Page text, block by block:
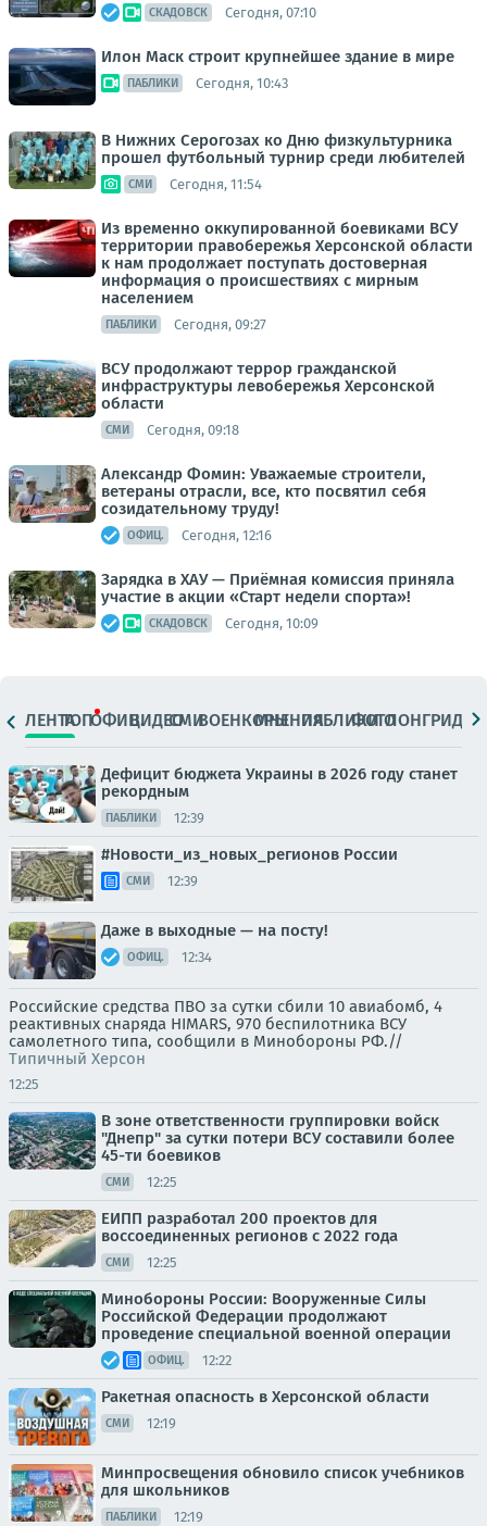
СКАДОВСК Сегодня, 07:10
Илон Маск строит крупнейшее здание в мире
ПАБЛИКИ Сегодня, 10:43
В Нижних Серогозах ко Дню физкультурника
прошел футбольный турнир среди любителей
СМИ Сегодня, 11:54
Из временно оккупированной боевиками ВСУ
территории правобережья Херсонской области
к нам продолжает поступать достоверная
информация о происшествиях с мирным
населением
ПАБЛИКИ Сегодня, 09:27
ВСУ продолжают террор гражданской
инфраструктуры левобережья Херсонской
области
СМИ Сегодня, 09:18
Александр Фомин: Уважаемые строители,
ветераны отрасли, все, кто посвятил себя
созидательному труду!
ОФИЦ. Сегодня, 12:16
Зарядка в ХАУ — Приёмная комиссия приняла
участие в акции «Старт недели спорта»!
СКАДОВСК Сегодня, 10:09
ЛЕНТАТОПОФИЦ.ВИДЕОСМИВОЕНКОРЫМНЕНИЯПАБЛИКИ
ФОТОЛОНГРИДЫ
Дефицит бюджета Украины в 2026 году станет
рекордным
ПАБЛИКИ 12:39
#Новости_из_новых_регионов России
СМИ 12:39
Даже в выходные — на посту!
ОФИЦ. 12:34
Российские средства ПВО за сутки сбили 10 авиабомб, 4
реактивных снаряда HIMARS, 970 беспилотника ВСУ
самолетного типа, сообщили в Минобороны РФ.//
Типичный Херсон
12:25
В зоне ответственности группировки войск
"Днепр" за сутки потери ВСУ составили более
45-ти боевиков
СМИ 12:25
ЕИПП разработал 200 проектов для
воссоединенных регионов с 2022 года
СМИ 12:25
Минобороны России: Вооруженные Силы
Российской Федерации продолжают
проведение специальной военной операции
ОФИЦ. 12:22
Ракетная опасность в Херсонской области
СМИ 12:19
Минпросвещения обновило список учебников
для школьников
ПАБЛИКИ 12:19